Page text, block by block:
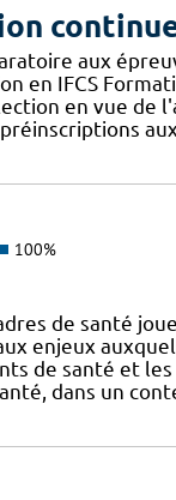
aux
en IFCS
en vue de
100%
de santé
enjeux
de santé et
dans un